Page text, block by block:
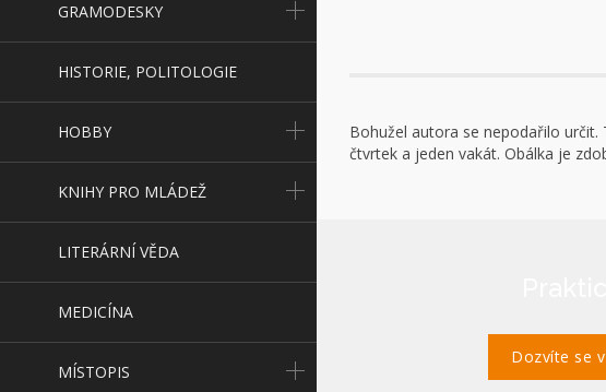
GRAMODESKY
HISTORIE, POLITOLOGIE
HOBBY
KNIHY PRO MLÁDEŽ
LITERÁRNÍ VĚDA
MEDICÍNA
MÍSTOPIS
Bohužel autora se nepodařilo určit.
čtvrtek a jeden vakát. Obálka je
Dozvíte se